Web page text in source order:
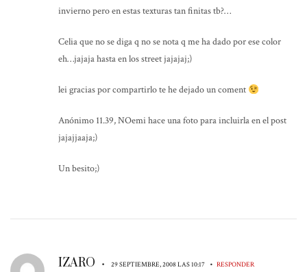
invierno pero en estas texturas tan finitas tb?…
Celia que no se diga q no se nota q me ha dado por ese color
eh…jajaja hasta en los street jajajaj;)
lei gracias por compartirlo te he dejado un coment
Anónimo 11.39, NOemi hace una foto para incluirla en el post
jajajjaaja;)
Un besito;)
IZARO • 29 SEPTIEMBRE, 2008 LAS 10:17 • RESPONDER